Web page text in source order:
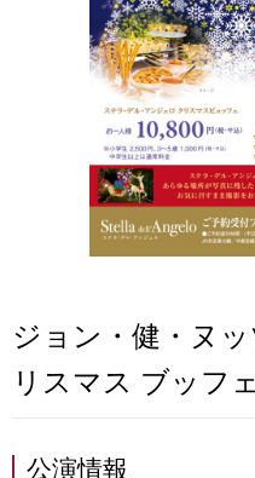
ジョン・健・ヌ
リスマス ブッフェ
公演情報